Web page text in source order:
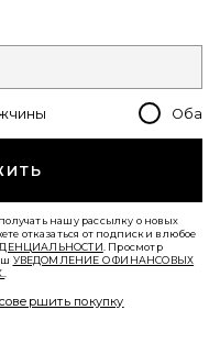
Оба
нашу рассылку о новых
отказаться от подписки в любое
. Просмотр
УВЕДОМЛЕНИЕ О ФИНАНСОВЫХ
покупку